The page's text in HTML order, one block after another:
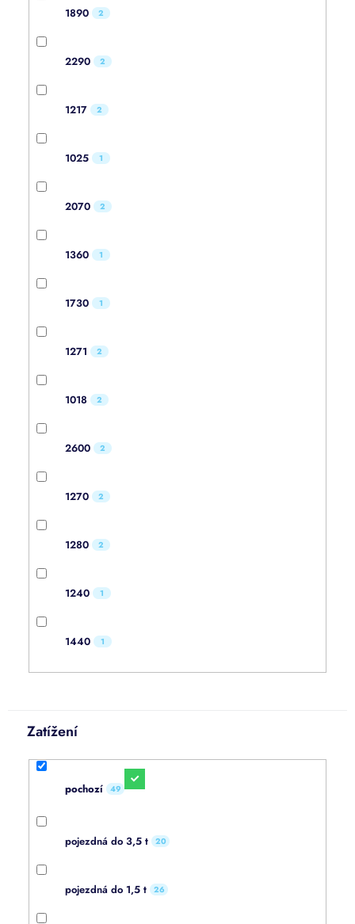
1890 2
2290 2
1217 2
1025 1
2070 2
1360 1
1730 1
1271 2
1018 2
2600 2
1270 2
1280 2
1240 1
1440 1
Zatížení
pochozí 49
pojezdná do 3,5 t 20
pojezdná do 1,5 t 26